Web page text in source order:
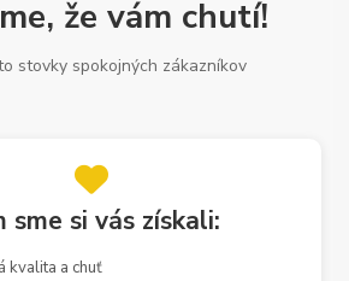
že vám chutí!
stovky spokojných zákazníkov
sme si vás získali:
kvalita a chuť